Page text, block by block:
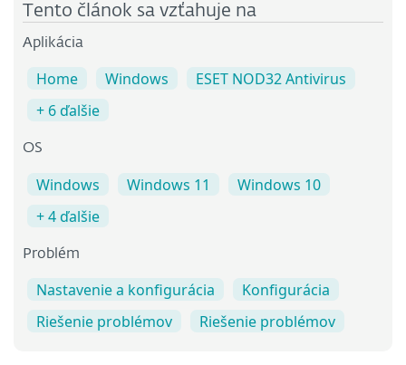
Tento článok sa vzťahuje na
Aplikácia
Home Windows
ESET NOD32 Antivirus
+ 6 ďalšie
OS
Windows Windows 11
Windows 10
+ 4 ďalšie
Problém
Nastavenie a konfigurácia
Konfigurácia
Riešenie problémov
Riešenie problémov